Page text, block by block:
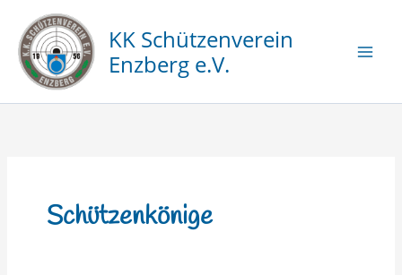
Inhalt
springen
KK Schützenverein
Enzberg e.V.
Schützenkönige